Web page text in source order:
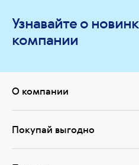
Узнавайте о
компании
О компании
Покупай выгодно